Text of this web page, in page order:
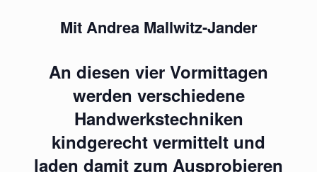
Mit Andrea Mallwitz-Jander
An diesen vier Vormittagen
werden verschiedene
Handwerkstechniken
kindgerecht vermittelt und
laden damit zum Ausprobieren